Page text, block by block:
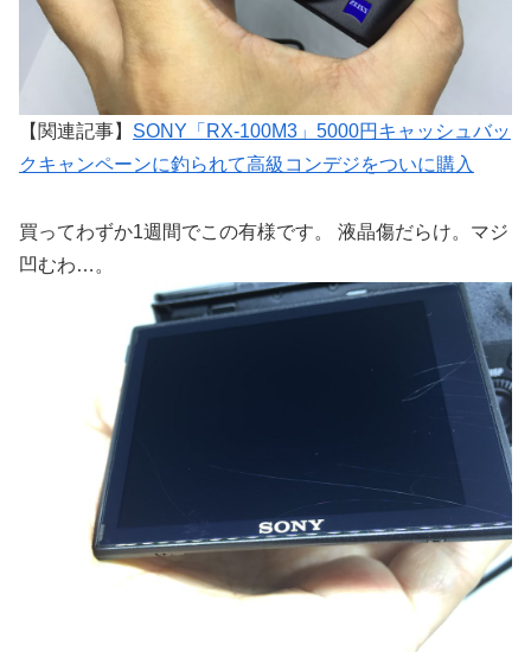
【関連記事】 SONY「RX-100M3」5000円キャッシュバッ
クキャンペーンに釣られて高級コンデジをついに購入
買ってわずか1週間でこの有様です。 液晶傷だらけ。マジ
凹むわ…。